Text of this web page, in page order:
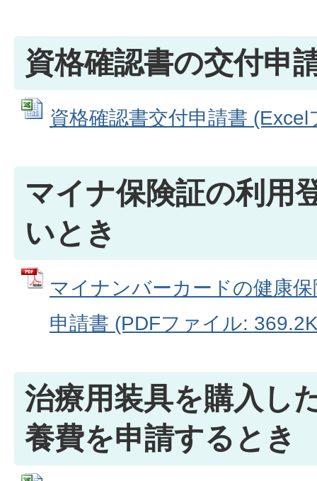
資格確認書の交付申
資格確認書交付申請書
マイナ保険証の利用
いとき
マイナンバーカードの健康
申請書 (PDFファイル:
治療用装具を購入し
養費を申請するとき